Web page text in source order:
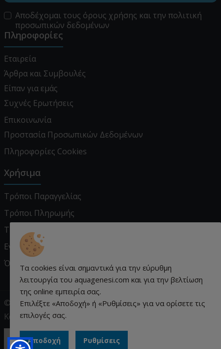
Αποδέχομαι τους όρους χρήσης και την πολιτική
προσωπικών δεδομένων
Πληροφορίες
Εταιρεία
Άρθρα και Συμβουλές
Είπαν για εμάς
Συχνές Ερωτήσεις
Επικοινωνία
Προστασία Προσωπικών Δεδομένων
Πληροφορίες Cookies
Χρήσιμα
Τρόποι Παραγγελίας
Τρόποι Πληρωμής
Τρόποι Αποστολής
Εγγύηση - Επιστροφές
Όροι χρήσης
© aquagenesi.com 2026. All rights reserved.
Κατασκευή ιστοσελίδων qualityweb.gr.
Τα cookies είναι σημαντικά για την εύρυθμη
λειτουργία του aquagenesi.com και για την βελτίωση
της online εμπειρία σας.
Επιλέξτε «Αποδοχή» ή «Ρυθμίσεις» για να ορίσετε τις
επιλογές σας.
Αποδοχή Ρυθμίσεις